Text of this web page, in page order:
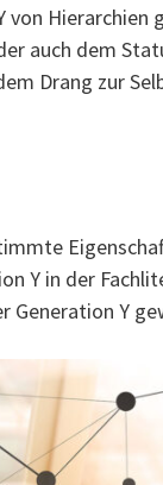
von
auch dem
Drang zur
Y in der
Y